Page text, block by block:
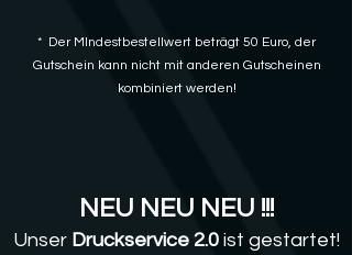
* Der MIndestbestellwert beträgt 50 Euro, der
Gutschein kann nicht mit anderen Gutscheinen
kombiniert werden!
NEU NEU NEU !!!
Unser Druckservice 2.0ist gestartet!